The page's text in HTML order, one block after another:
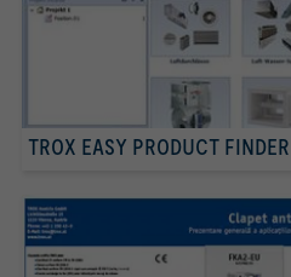
TROX EASY PRODUCT FINDER